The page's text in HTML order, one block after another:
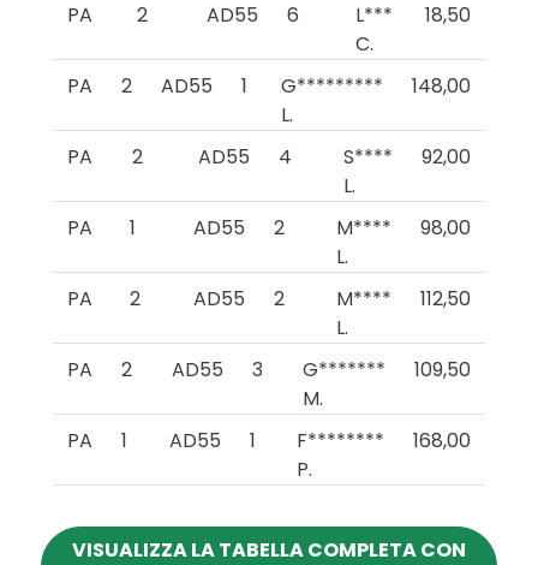
PA 2 AD55 6
L***
C.
18,50
PA 2 AD55 1
G*********
L.
148,00
PA 2 AD55 4
S****
L.
92,00
PA 1 AD55 2
M****
L.
98,00
PA 2 AD55 2
M****
L.
112,50
PA 2 AD55 3
G*******
M.
109,50
PA 1 AD55 1
F********
P.
168,00
VISUALIZZA LA TABELLA COMPLETA CON